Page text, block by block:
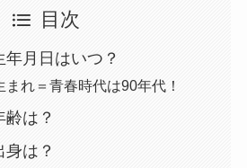
目次
月日はいつ？
まれ＝青春時代は90年代！
齢は？
は？